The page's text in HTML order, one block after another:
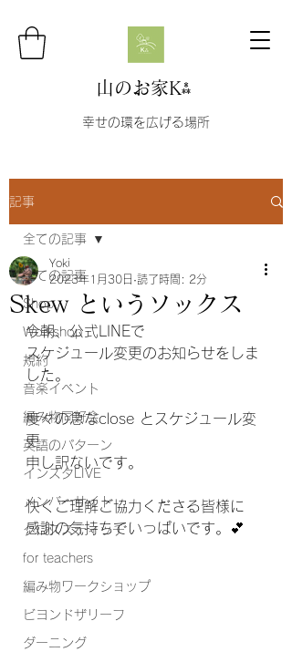
山のお家K⁂
幸せの環を広げる場所
記事
全ての記事
Shop
Workshop
規約
音楽イベント
編み物同好会
英語のパターン
インスタLIVE
メンバーサイト
クロススティッチ
for teachers
編み物ワークショップ
ビヨンドザリーフ
ダーニング
全ての記事
Skew というソックス
Yoki
2023年1月30日 読了時間: 2分
今朝、公式LINEで
スケジュール変更のお知らせをしま
した。
度々の急なclose とスケジュール変
更
申し訳ないです。
快くご理解ご協力くださる皆様に
感謝の気持ちでいっぱいです。💕